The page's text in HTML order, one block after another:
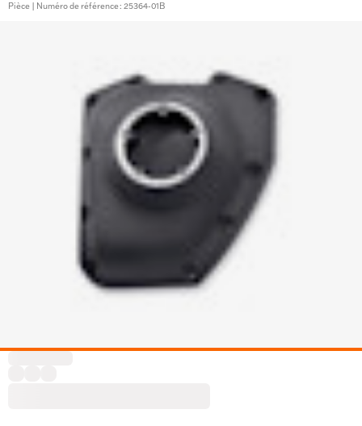
Pièce | Numéro de référence : 25364-01B